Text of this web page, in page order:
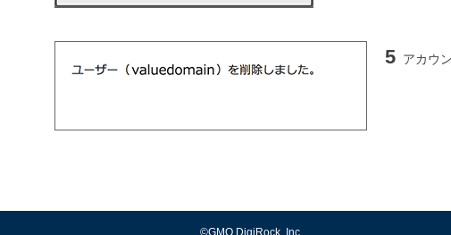
5 アカウ
©GMO DigiRock, Inc.